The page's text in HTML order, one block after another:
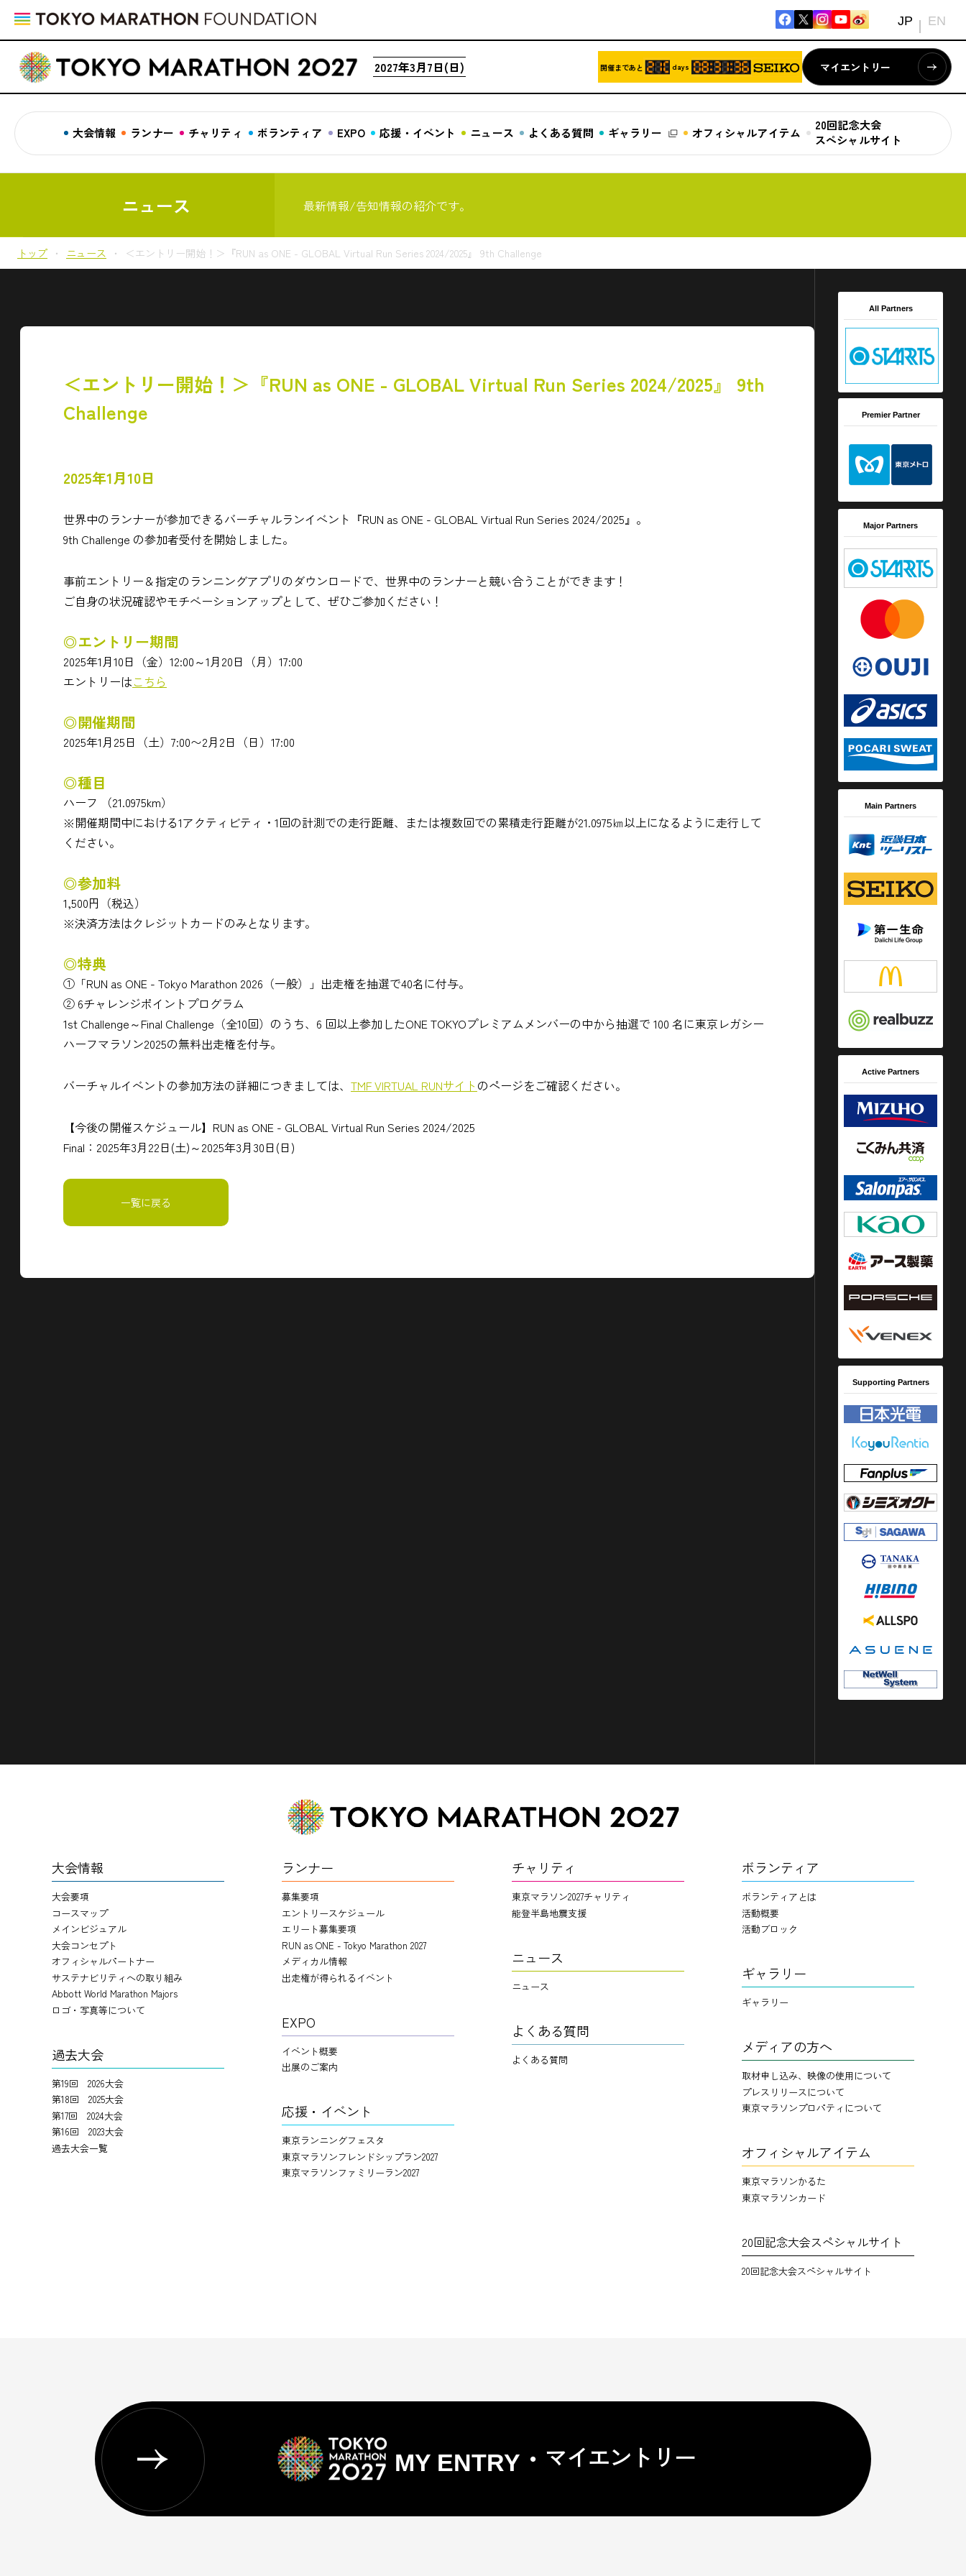
JP EN
2027年3月7日(日) 開催まであと days マイエントリー
大会情報 ランナー チャリティ ボランティア EXPO 応援・イベント ニュース よくある質問 ギャラリー オフィシャルアイテム
20回記念大会
スペシャルサイト
ニュース 最新情報/告知情報の紹介です。
トップ ニュース ＜エントリー開始！＞『RUN as ONE - GLOBAL Virtual Run Series 2024/2025』 9th Challenge
＜エントリー開始！＞『RUN as ONE - GLOBAL Virtual Run Series 2024/2025』 9th
Challenge
2025年1月10日
世界中のランナーが参加できるバーチャルランイベント『RUN as ONE - GLOBAL Virtual Run Series 2024/2025』。
9th Challenge の参加者受付を開始しました。
事前エントリー＆指定のランニングアプリのダウンロードで、世界中のランナーと競い合うことができます！
ご自身の状況確認やモチベーションアップとして、ぜひご参加ください！
◎エントリー期間
2025年1月10日（金）12:00～1月20日（月）17:00
エントリーはこちら
◎開催期間
2025年1月25日（土）7:00〜2月2日（日）17:00
◎種目
ハーフ （21.0975km）
※開催期間中における1アクティビティ・1回の計測での走行距離、または複数回での累積走行距離が21.0975㎞以上になるように走行して
ください。
◎参加料
1,500円（税込）
※決済方法はクレジットカードのみとなります。
◎特典
①「RUN as ONE - Tokyo Marathon 2026（一般）」出走権を抽選で40名に付与。
② 6チャレンジポイントプログラム
1st Challenge～Final Challenge（全10回）のうち、6 回以上参加したONE TOKYOプレミアムメンバーの中から抽選で 100 名に東京レガシー
ハーフマラソン2025の無料出走権を付与。
バーチャルイベントの参加方法の詳細につきましては、 TMF VIRTUAL RUNサイトのページをご確認ください。
【今後の開催スケジュール】RUN as ONE - GLOBAL Virtual Run Series 2024/2025
Final：2025年3月22日(土)～2025年3月30日(日)
一覧に戻る
All Partners
Premier Partner
Major Partners
Main Partners
Active Partners
Supporting Partners
大会情報
大会要項
コースマップ
メインビジュアル
大会コンセプト
オフィシャルパートナー
サステナビリティへの取り組み
Abbott World Marathon Majors
ロゴ・写真等について
過去大会
第19回 2026大会
第18回 2025大会
第17回 2024大会
第16回 2023大会
過去大会一覧
ランナー
募集要項
エントリースケジュール
エリート募集要項
RUN as ONE - Tokyo Marathon 2027
メディカル情報
出走権が得られるイベント
EXPO
イベント概要
出展のご案内
応援・イベント
東京ランニングフェスタ
東京マラソンフレンドシップラン2027
東京マラソンファミリーラン2027
チャリティ
東京マラソン2027チャリティ
能登半島地震支援
ニュース
ニュース
よくある質問
よくある質問
ボランティア
ボランティアとは
活動概要
活動ブロック
ギャラリー
ギャラリー
メディアの方へ
取材申し込み、映像の使用について
プレスリリースについて
東京マラソンプロパティについて
オフィシャルアイテム
東京マラソンかるた
東京マラソンカード
20回記念大会スペシャルサイト
20回記念大会スペシャルサイト
MY ENTRY ・ マイエントリー